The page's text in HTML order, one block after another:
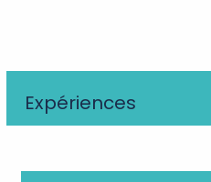
Expériences